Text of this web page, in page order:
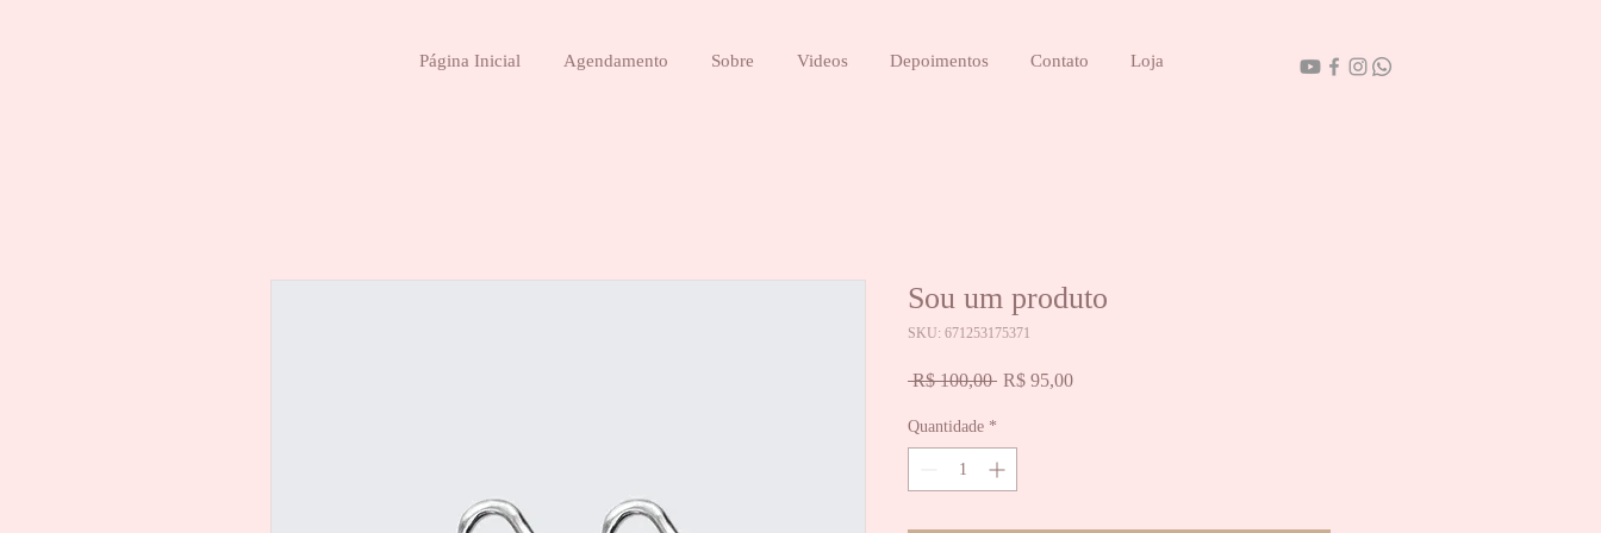
Página Inicial Agendamento Sobre Videos Depoimentos Contato Loja
Sou um produto
SKU: 671253175371
R$ 100,00 Preço
R$ 95,00Preço
Quantidade *